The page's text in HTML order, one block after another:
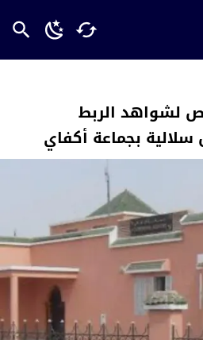
لشواهد الربط
بجماعة أكفاي